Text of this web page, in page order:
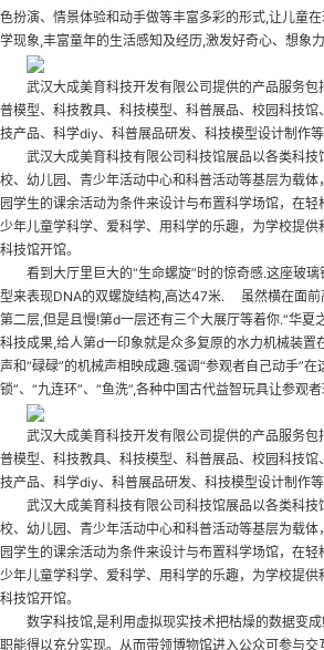
色扮演、情景体验和动手做等丰富多彩的形式,让儿童
学现象,丰富童年的生活感知及经历,激发好奇心、想象力
武汉大成美育科技开发有限公司提供的产品服务
普模型、科技教具、科技模型、科普展品、校园科技
技产品、科学diy、科普展品研发、科技模型设计制作等
武汉大成美育科技有限公司科技馆展品以各类科
校、幼儿园、青少年活动中心和科普活动等基层为载
园学生的课余活动为条件来设计与布置科学场馆，在
少年儿童学科学、爱科学、用科学的乐趣，为学校提供
科技馆开馆。
看到大厅里巨大的“生命螺旋”时的惊奇感.这座玻
型来表现DNA的双螺旋结构,高达47米. 虽然横在面前
第二层,但是且慢!第d一层还有三个大展厅等着你.“华夏
科技成果,给人第d一印象就是众多复原的水力机械装置
声和“碌碌”的机械声相映成趣.强调“参观者自己动手”
锁”、“九连环”、“鱼洗”,各种中国古代益智玩具让参观
武汉大成美育科技开发有限公司提供的产品服务
普模型、科技教具、科技模型、科普展品、校园科技
技产品、科学diy、科普展品研发、科技模型设计制作等
武汉大成美育科技有限公司科技馆展品以各类科
校、幼儿园、青少年活动中心和科普活动等基层为载
园学生的课余活动为条件来设计与布置科学场馆，在
少年儿童学科学、爱科学、用科学的乐趣，为学校提供
科技馆开馆。
数字科技馆,是利用虚拟现实技术把枯燥的数据变
职能得以充分实现。从而带领博物馆进入公众可参与